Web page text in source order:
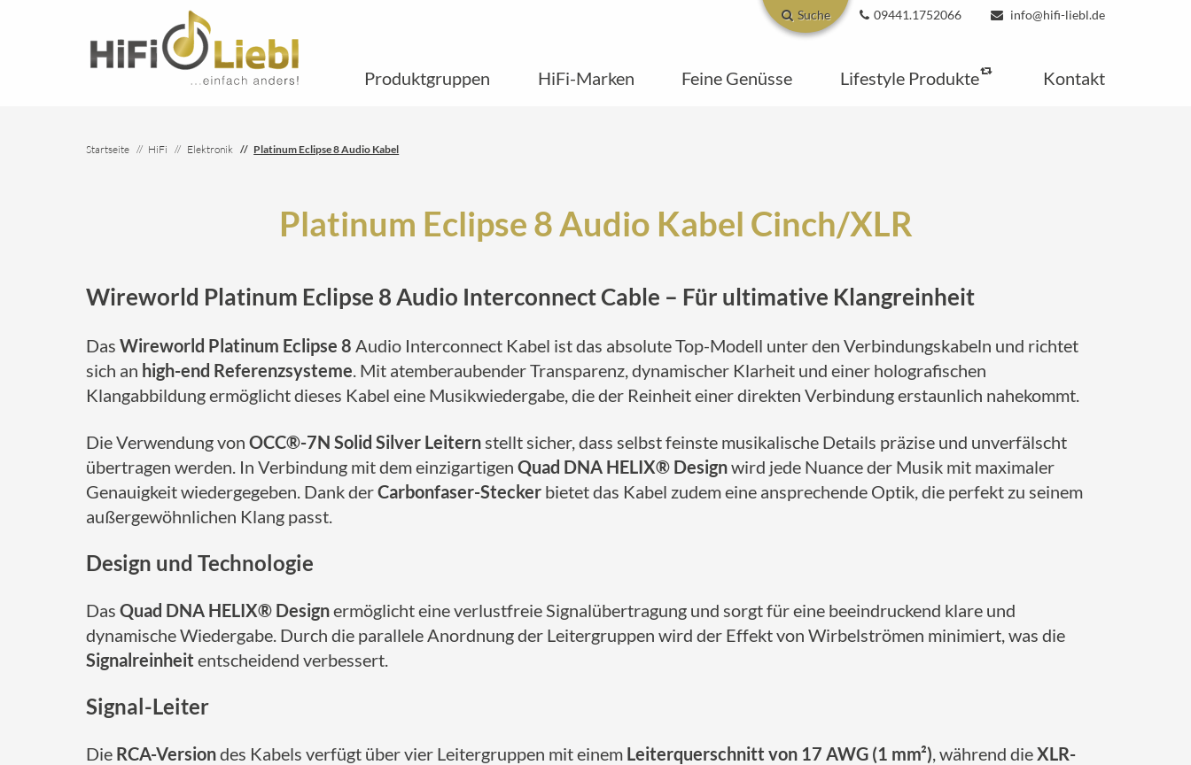
Suche 09441.1752066 info@hifi-liebl.de
Produktgruppen HiFi-Marken Feine Genüsse Lifestyle Produkte Kontakt
Startseite HiFi Elektronik Platinum Eclipse 8 Audio Kabel
Platinum Eclipse 8 Audio Kabel Cinch/XLR
Wireworld Platinum Eclipse 8 Audio Interconnect Cable – Für ultimative Klangreinheit
Das Wireworld Platinum Eclipse 8 Audio Interconnect Kabel ist das absolute Top-Modell unter den Verbindungskabeln und richtet
sich an high-end Referenzsysteme. Mit atemberaubender Transparenz, dynamischer Klarheit und einer holografischen
Klangabbildung ermöglicht dieses Kabel eine Musikwiedergabe, die der Reinheit einer direkten Verbindung erstaunlich nahekommt.
Die Verwendung von OCC®-7N Solid Silver Leiternstellt sicher, dass selbst feinste musikalische Details präzise und unverfälscht
übertragen werden. In Verbindung mit dem einzigartigen Quad DNA HELIX® Designwird jede Nuance der Musik mit maximaler
Genauigkeit wiedergegeben. Dank derCarbonfaser-Stecker bietet das Kabel zudem eine ansprechende Optik, die perfekt zu seinem
außergewöhnlichen Klang passt.
Design und Technologie
Das Quad DNA HELIX® Designermöglicht eine verlustfreie Signalübertragung und sorgt für eine beeindruckend klare und
dynamische Wiedergabe. Durch die parallele Anordnung der Leitergruppen wird der Effekt von Wirbelströmen minimiert, was die
Signalreinheit entscheidend verbessert.
Signal-Leiter
Die RCA-Versiondes Kabels verfügt über vier Leitergruppen mit einem Leiterquerschnitt von 17 AWG (1 mm²), während dieXLR-